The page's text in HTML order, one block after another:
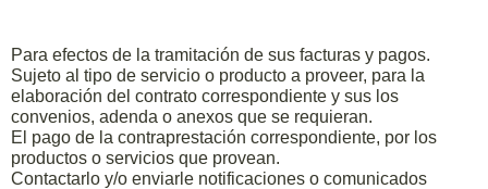
Para efectos de la tramitación de sus facturas y pagos.
Sujeto al tipo de servicio o producto a proveer, para la
elaboración del contrato correspondiente y sus los
convenios, adenda o anexos que se requieran.
El pago de la contraprestación correspondiente, por los
productos o servicios que provean.
Contactarlo y/o enviarle notificaciones o comunicados